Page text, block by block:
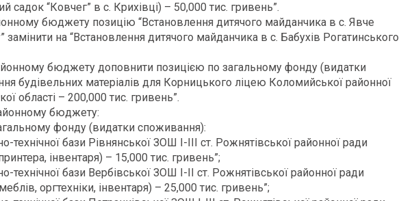
садок “Ковчег” в с. Крихівці) – 50,000 тис. гривень”.
бюджету позицію “Встановлення дитячого майданчика в с. Явче
замінити на “Встановлення дитячого майданчика в с. Бабухів Рогатинського
бюджету доповнити позицією по загальному фонду (видатки
будівельних матеріалів для Корницького ліцею Коломийської районної
області – 200,000 тис. гривень”.
бюджету:
фонду (видатки споживання):
технічної бази Рівнянської ЗОШ І-ІІІ ст. Рожнятівської районної ради
інвентаря) – 15,000 тис. гривень”;
технічної бази Вербівської ЗОШ І-ІІ ст. Рожнятівської районної ради
оргтехніки, інвентаря) – 25,000 тис. гривень”;